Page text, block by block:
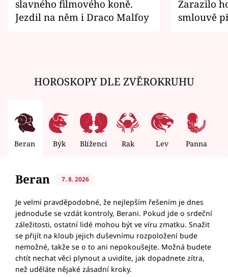
slavného filmového koně.
Jezdil na něm i Draco Malfoy
Zarazilo
smlouvě
HOROSKOPY DLE ZVĚROKRUHU
Beran Býk Blíženci Rak Lev Panna
Beran 7. 8. 2026
Je velmi pravděpodobné, že nejlepším řešením je dnes
jednoduše se vzdát kontroly, Berani. Pokud jde o srdeční
záležitosti, ostatní lidé mohou být ve víru zmatku. Snažit
se přijít na kloub jejich duševnímu rozpoložení bude
nemožné, takže se o to ani nepokoušejte. Možná budete
chtít nechat věci plynout a uvidíte, jak dopadnete zítra,
než uděláte nějaké zásadní kroky.